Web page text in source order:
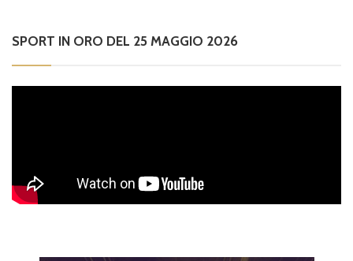
SPORT IN ORO DEL 25 MAGGIO 2026